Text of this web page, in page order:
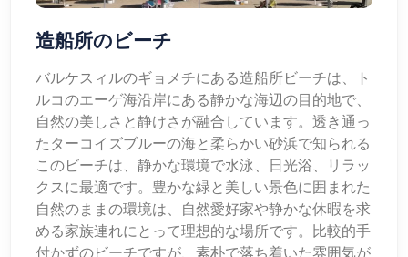
造船所のビーチ
バルケスィルのギョメチにある造船所ビーチは、ト
ルコのエーゲ海沿岸にある静かな海辺の目的地で、
自然の美しさと静けさが融合しています。透き通っ
たターコイズブルーの海と柔らかい砂浜で知られる
このビーチは、静かな環境で水泳、日光浴、リラッ
クスに最適です。豊かな緑と美しい景色に囲まれた
自然のままの環境は、自然愛好家や静かな休暇を求
める家族連れにとって理想的な場所です。比較的手